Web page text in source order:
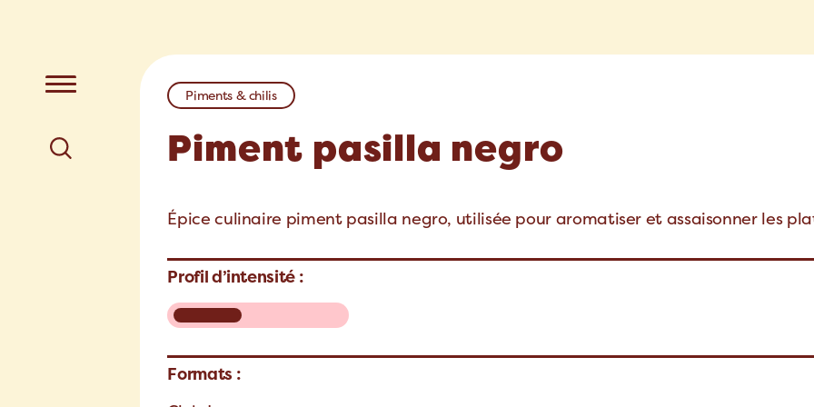
Piments & chilis
Piment pasilla negro
Épice culinaire piment pasilla negro, utilisée pour aromatiser et assaisonner les
Profil d’intensité :
Formats :